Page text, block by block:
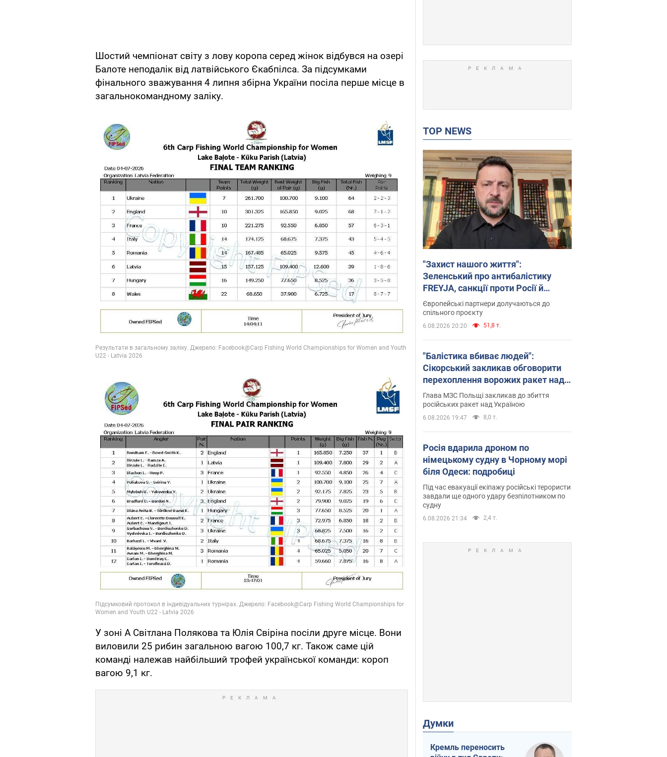
Шостий чемпіонат світу з лову коропа серед жінок відбувся на озері
Балоте неподалік від латвійського Єкабпілса. За підсумками
фінального зважування 4 липня збірна України посіла перше місце в
загальнокомандному заліку.
У зоні А Світлана Полякова та Юлія Свіріна посіли друге місце. Вони
виловили 25 рибин загальною вагою 100,7 кг. Також саме цій
команді належав найбільший трофей української команди: короп
вагою 9,1 кг.
TOP NEWS
"Захист нашого життя":
Зеленський про антибалістику
FREYJA, санкції проти Росії й
підтримку аграріїв. Відео
Європейські партнери долучаються до
спільного проєкту
6.08.2026 20:20 51,8 т.
"Балістика вбиває людей":
Сікорський закликав обговорити
перехоплення ворожих ракет над
Україною
Глава МЗС Польщі закликав до збиття
російських ракет над Україною
6.08.2026 19:47 8,0 т.
Росія вдарила дроном по
німецькому судну в Чорному морі
біля Одеси: подробиці
Під час евакуації екіпажу російські терористи
завдали ще одного удару безпілотником по
судну
6.08.2026 21:34 2,4 т.
Думки
Кремль переносить